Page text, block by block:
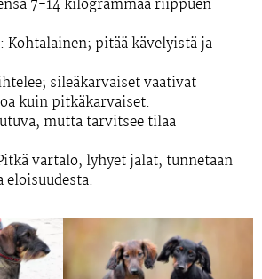
7-14 kilogrammaa riippuen
Kohtalainen; pitää kävelyistä ja
sileäkarvaiset vaativat
kuin pitkäkarvaiset.
mutta tarvitsee tilaa
vartalo, lyhyet jalat, tunnetaan
eloisuudesta.